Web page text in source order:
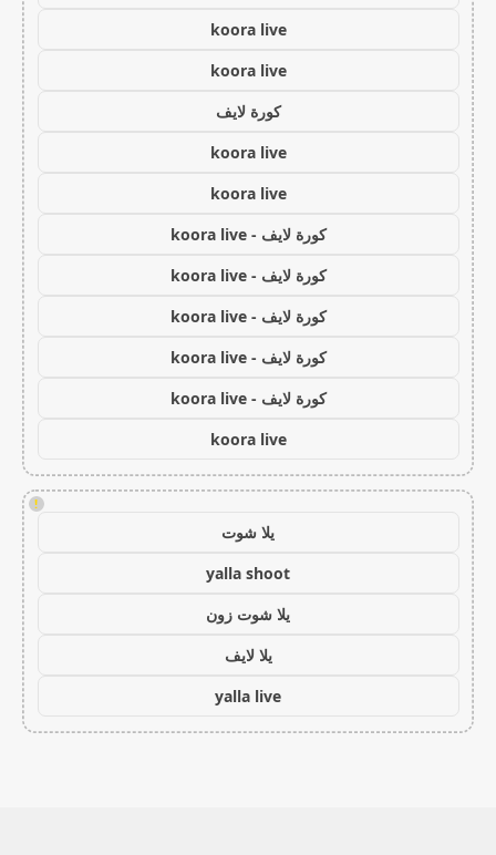
koora live
koora live
كورة لايف
koora live
koora live
كورة لايف - koora live
كورة لايف - koora live
كورة لايف - koora live
كورة لايف - koora live
كورة لايف - koora live
koora live
!
يلا شوت
yalla shoot
يلا شوت زون
يلا لايف
yalla live